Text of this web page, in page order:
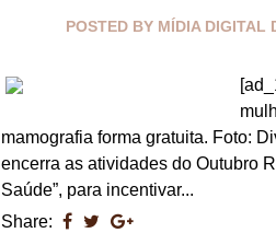
POSTED BY MÍDIA DIGITAL
mamografia forma gratuita. Foto:
encerra as atividades do Outubro
Saúde”, para incentivar...
Share: